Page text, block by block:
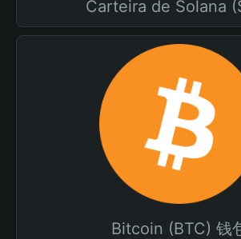
Carteira de Solana
Bitcoin (BTC) 钱